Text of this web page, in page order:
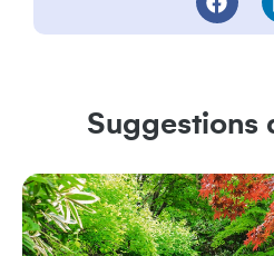
Suggestions